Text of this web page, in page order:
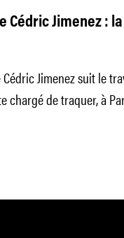
Cédric Jimenez : la
Jimenez suit le
chargé de traquer, à